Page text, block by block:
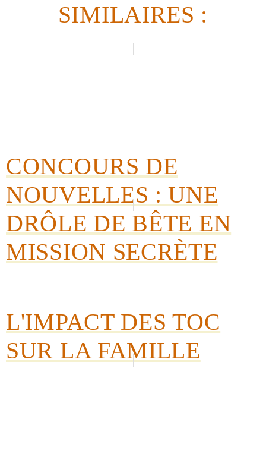
SIMILAIRES :
CONCOURS DE
NOUVELLES : UNE
DRÔLE DE BÊTE EN
MISSION SECRÈTE
L'IMPACT DES TOC
SUR LA FAMILLE